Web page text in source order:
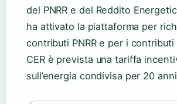
del PNRR e del Reddito
ha attivato la piattaforma per
contributi PNRR e per i contributi
CER è prevista una tariffa
sull’energia condivisa per 20